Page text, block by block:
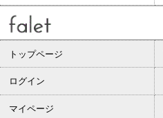
トップページ
ログイン
マイページ